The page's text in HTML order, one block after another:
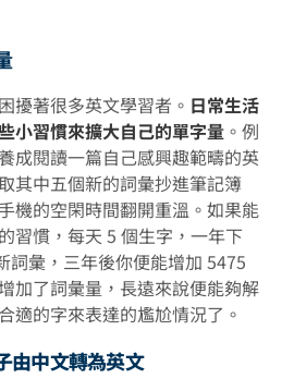
擾著很多英文學習者。 日常生活
小習慣來擴大自己的單字量 。例
成閱讀一篇自己感興趣範疇的英
其中五個新的詞彙抄進筆記簿
機的空閑時間翻開重溫。如果能
習慣，每天 5 個生字，一年下
詞彙，三年後你便能增加 5475
加了詞彙量，長遠來說便能夠解
適的字來表達的尷尬情況了。
由中文轉為英文